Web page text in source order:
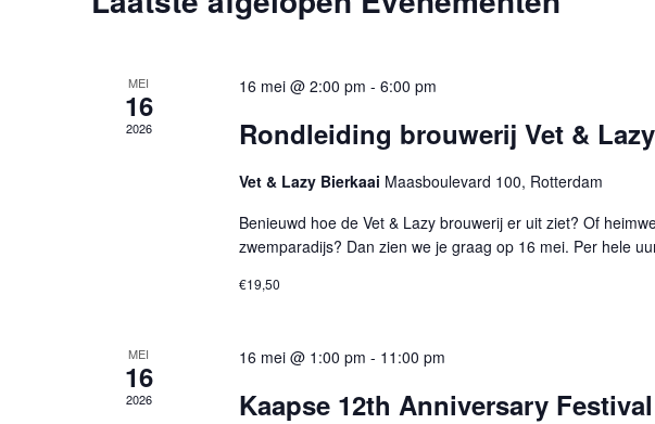
MEI
16
2026
16 mei @ 2:00 pm - 6:00 pm
Rondleiding brouwerij Vet & Lazy
Vet & Lazy Bierkaai Maasboulevard 100, Rotterdam
Benieuwd hoe de Vet & Lazy brouwerij er uit ziet? Of
zwemparadijs? Dan zien we je graag op 16 mei. Per hele
€19,50
MEI
16
2026
16 mei @ 1:00 pm - 11:00 pm
Kaapse 12th Anniversary Festival